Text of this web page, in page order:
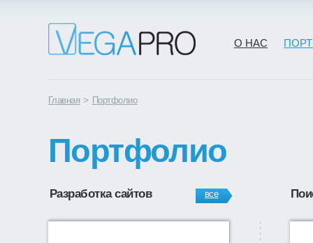
О НАС
Главная > Портфолио
Портфолио
Разработка сайтов все